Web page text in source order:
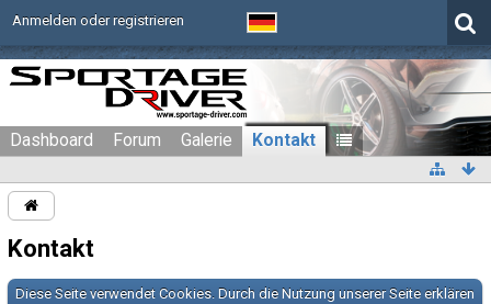
Anmelden oder registrieren
Dashboard Forum Galerie Kontakt
Kontakt
Diese Seite verwendet Cookies. Durch die Nutzung unserer Seite erklären